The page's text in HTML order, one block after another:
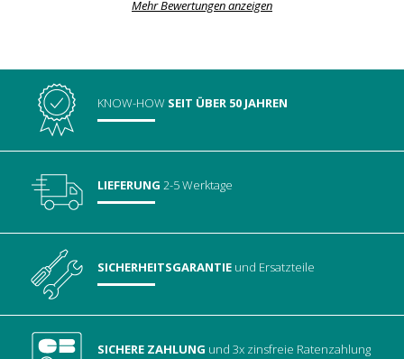
Mehr Bewertungen anzeigen
KNOW-HOW SEIT ÜBER 50 JAHREN
LIEFERUNG 2-5 Werktage
SICHERHEITSGARANTIE und Ersatzteile
SICHERE ZAHLUNG und 3x zinsfreie Ratenzahlung